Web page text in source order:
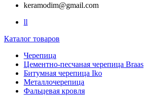
keramodim@gmail.com
ll
Каталог товаров
Черепица
Цементно-песчаная черепица Braas
Битумная черепица Iko
Металлочерепица
Фальцевая кровля